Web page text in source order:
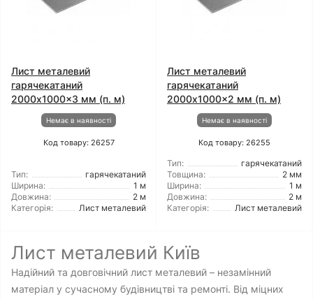
Лист металевий
гарячекатаний
2000x1000x3 мм (п. м)
Немає в наявності
Код товару: 26257
Тип:
гарячекатаний
Ширина:
1 м
Довжина:
2 м
Категорія:
Лист металевий
Лист металевий
гарячекатаний
2000x1000x2 мм (п. м)
Немає в наявності
Код товару: 26255
Тип:
гарячекатаний
Товщина:
2 мм
Ширина:
1 м
Довжина:
2 м
Категорія:
Лист металевий
Лист металевий Київ
Надійний та довговічний лист металевий – незамінний
матеріал у сучасному будівництві та ремонті. Від міцних